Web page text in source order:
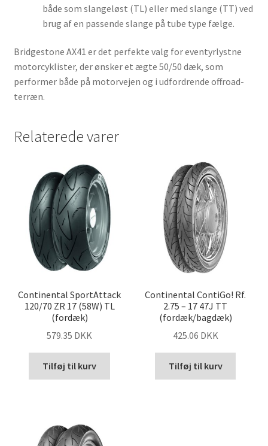
både som slangeløst (TL) eller med slange (TT) ved
brug af en passende slange på tube type fælge.
Bridgestone AX41 er det perfekte valg for eventyrlystne
motorcyklister, der ønsker et ægte 50/50 dæk, som
performer både på motorvejen og i udfordrende offroad-
terræn.
Relaterede varer
Continental SportAttack
120/70 ZR 17 (58W) TL
(fordæk)
579.35 DKK
Tilføj til kurv
Continental ContiGo! Rf.
2.75 – 17 47J TT
(fordæk/bagdæk)
425.06 DKK
Tilføj til kurv